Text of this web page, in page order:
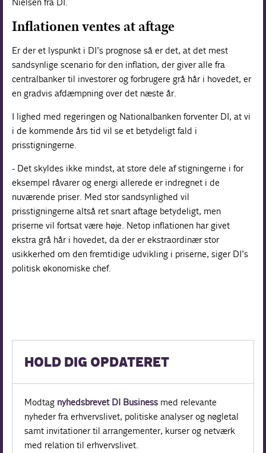
Inflationen ventes at aftage
Er der et lyspunkt i DI’s prognose så er det, at det mest
sandsynlige scenario for den inflation, der giver alle fra
centralbanker til investorer og forbrugere grå hår i hovedet, er
en gradvis afdæmpning over det næste år.
I lighed med regeringen og Nationalbanken forventer DI, at vi
i de kommende års tid vil se et betydeligt fald i
prisstigningerne.
- Det skyldes ikke mindst, at store dele af stigningerne i for
eksempel råvarer og energi allerede er indregnet i de
nuværende priser. Med stor sandsynlighed vil
prisstigningerne altså ret snart aftage betydeligt, men
priserne vil fortsat være høje. Netop inflationen har givet
ekstra grå hår i hovedet, da der er ekstraordinær stor
usikkerhed om den fremtidige udvikling i priserne, siger DI’s
politisk økonomiske chef.
HOLD DIG OPDATERET
Modtag nyhedsbrevet DI Business med relevante
nyheder fra erhvervslivet, politiske analyser og nøgletal
samt invitationer til arrangementer, kurser og netværk
med relation til erhvervslivet.